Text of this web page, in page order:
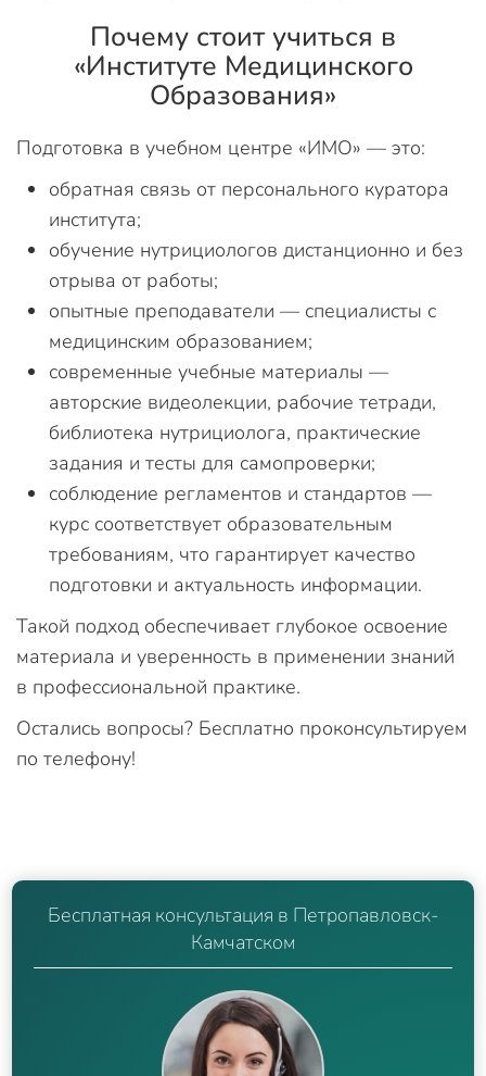
Почему стоит учиться в
«Институте Медицинского
Образования»
Подготовка в учебном центре «ИМО» — это:
обратная связь от персонального куратора
института;
обучение нутрициологов дистанционно и без
отрыва от работы;
опытные преподаватели — специалисты с
медицинским образованием;
современные учебные материалы —
авторские видеолекции, рабочие тетради,
библиотека нутрициолога, практические
задания и тесты для самопроверки;
соблюдение регламентов и стандартов —
курс соответствует образовательным
требованиям, что гарантирует качество
подготовки и актуальность информации.
Такой подход обеспечивает глубокое освоение
материала и уверенность в применении знаний
в профессиональной практике.
Остались вопросы? Бесплатно проконсультируем
по телефону!
Бесплатная консультация в Петропавловск-
Камчатском